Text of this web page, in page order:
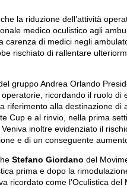
la riduzione dell’attività
medico oculistico agli
carenza di medici negli
rischiato di rallentare
del gruppo Andrea Orlando
ricordando il ruolo di
riferimento alla destinazione
Cup e al rinvio, nella prima
inoltre evidenziato il
e di un conseguente
Stefano Giordano del
prima e dopo la
ricordato come l’Oculistica